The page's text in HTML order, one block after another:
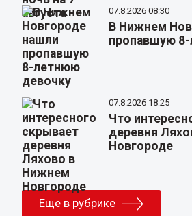
07.8.2026 08:30
В Нижнем
пропавшую
07.8.2026 18:25
Что
деревня
Новгороде
Еще в рубрике